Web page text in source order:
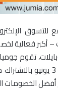
–أكبر فعالية
تقوم
الفعالية سنويًا من 30مايو –
أفضل الخصومات